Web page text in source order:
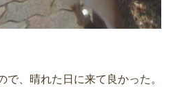
で、晴れた日に来て良かった。